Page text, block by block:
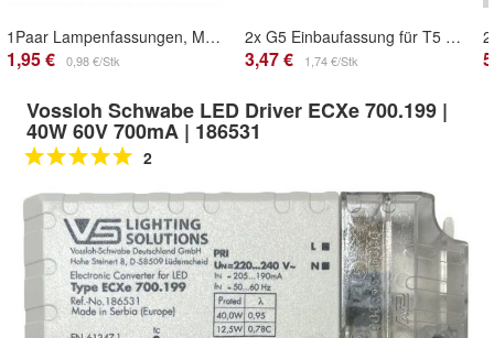
1Paar Lampenfassungen, Mini G5-T5 (16mm) Lampen Fassung für T5 Lampen
1,95 € 0,98 €/Stk
2x G5 Einbaufassung für T5 -16mm Lampen Fassung, Halterung
3,47 € 1,74 €/Stk
Vossloh Schwabe LED Driver ECXe 700.199 |
40W 60V 700mA | 186531
2